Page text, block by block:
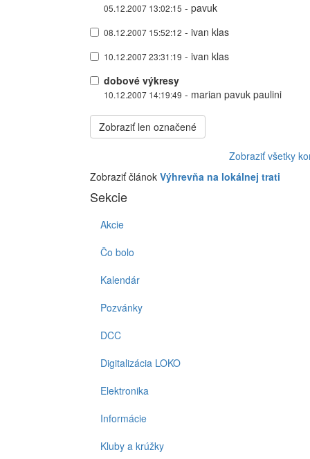
05.12.2007 13:02:15 - pavuk
08.12.2007 15:52:12 - ivan klas
10.12.2007 23:31:19 - ivan klas
dobové výkresy
10.12.2007 14:19:49 - marian pavuk paulini
Zobraziť len označené
Zobraziť všetky
Zobraziť článok Výhrevňa na lokálnej trati
Sekcie
Akcie
Čo bolo
Kalendár
Pozvánky
DCC
Digitalizácia LOKO
Elektronika
Informácie
Kluby a krúžky